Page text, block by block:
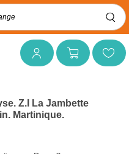
compteMon panierMes favoris
Z.I La Jambette
Martinique.